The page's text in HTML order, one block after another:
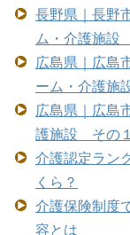
長野県｜長野
ム・介護施設
広島県｜広島
ーム・介護施
広島県｜広島
護施設 その１
介護認定ラン
くら？
介護保険制度
容とは